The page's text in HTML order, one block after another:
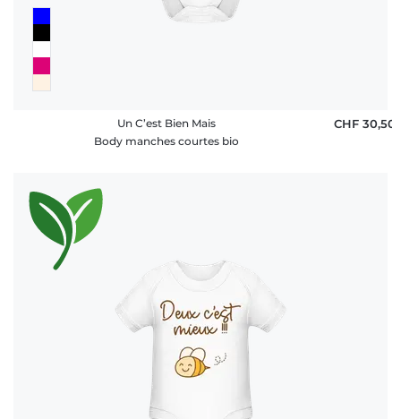
Un C’est Bien Mais
Body manches courtes bio
CHF 30,50